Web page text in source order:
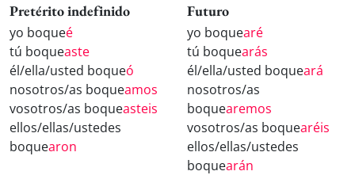
Pretérito indefinido
yo boqueé
tú boqueaste
él/ella/usted boqueó
nosotros/as boqueamos
vosotros/as boqueasteis
ellos/ellas/ustedes
boquearon
Futuro
yo boquearé
tú boquearás
él/ella/usted boqueará
nosotros/as
boquearemos
vosotros/as boquearéis
ellos/ellas/ustedes
boquearán